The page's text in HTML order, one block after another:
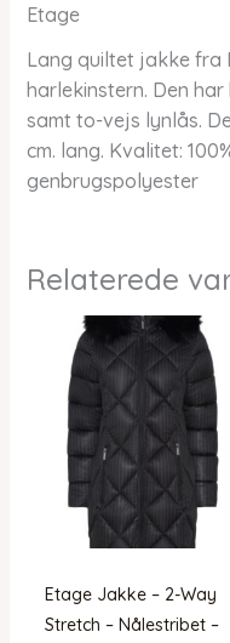
Etage
Lang quiltet jakke fra
harlekinstern. Den
samt to-vejs lynlås.
cm. lang. Kvalitet:
genbrugspolyester
Relaterede
Etage Jakke – 2-Way
Stretch – Nålestribet –